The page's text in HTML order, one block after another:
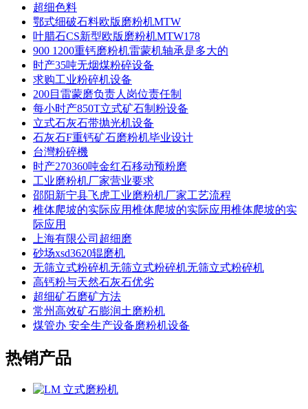
超细色料
鄂式细破石料欧版磨粉机MTW
叶腊石CS新型欧版磨粉机MTW178
900 1200重钙磨粉机雷蒙机轴承是多大的
时产35吨无烟煤粉碎设备
求购工业粉碎机设备
200目雷蒙磨负责人岗位责任制
每小时产850T立式矿石制粉设备
立式石灰石带抛光机设备
石灰石F重钙矿石磨粉机毕业设计
台灣粉碎機
时产270360吨金红石移动预粉磨
工业磨粉机厂家营业要求
邵阳新宁县飞虎工业磨粉机厂家工艺流程
椎体爬坡的实际应用椎体爬坡的实际应用椎体爬坡的实
际应用
上海有限公司超细磨
砂场xsd3620辊磨机
无筛立式粉碎机无筛立式粉碎机无筛立式粉碎机
高钙粉与天然石灰石优劣
超细矿石磨矿方法
常州高效矿石膨润土磨粉机
煤管办 安全生产设备磨粉机设备
热销产品